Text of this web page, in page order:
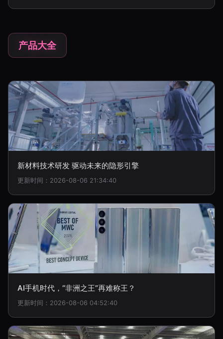
产品大全
新材料技术研发 驱动未来的隐形引擎
更新时间：2026-08-06 21:34:40
AI手机时代，“非洲之王”再难称王？
更新时间：2026-08-06 04:52:40